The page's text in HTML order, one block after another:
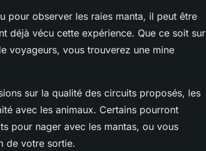
pour observer les raies manta, il peut être
déjà vécu cette expérience. Que ce soit sur
voyageurs, vous trouverez une mine
sur la qualité des circuits proposés, les
avec les animaux. Certains pourront
pour nager avec les mantas, ou vous
de votre sortie.